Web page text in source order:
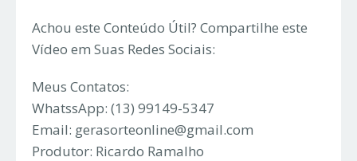
Achou este Conteúdo Útil? Compartilhe este
Vídeo em Suas Redes Sociais:
Meus Contatos:
WhatssApp: (13) 99149-5347
Email: gerasorteonline@gmail.com
Produtor: Ricardo Ramalho